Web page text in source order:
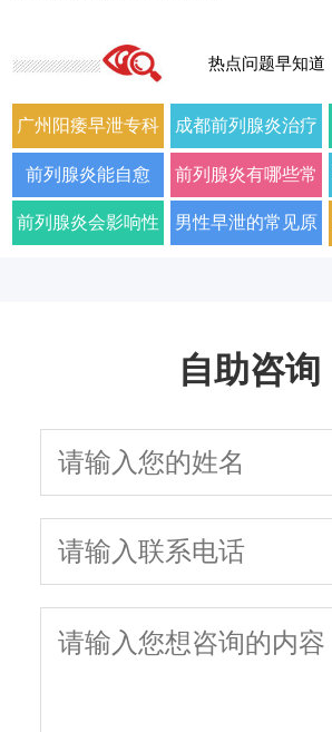
热点问题早知道
广州阳痿早泄专科
门诊哪家好正规男
科医院排名
成都前列腺炎治疗
哪家男科医院好
2026年口碑推荐
前列腺炎能自愈
吗？2026年科学治
前列腺炎有哪些常
见症状以及如何科
前列腺炎会影响性 男性早泄的常见原
自助咨询